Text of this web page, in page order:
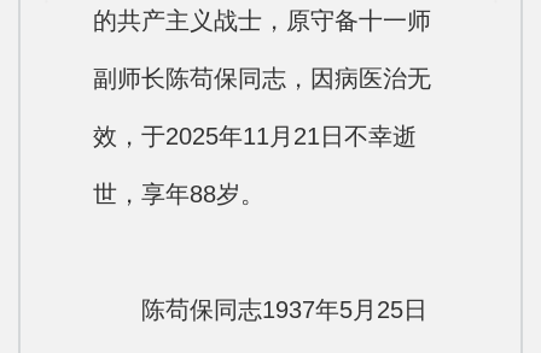
的共产主义战士，原守备十一师
副师长陈苟保同志，因病医治无
效，于2025年11月21日不幸逝
世，享年88岁。
陈苟保同志1937年5月25日